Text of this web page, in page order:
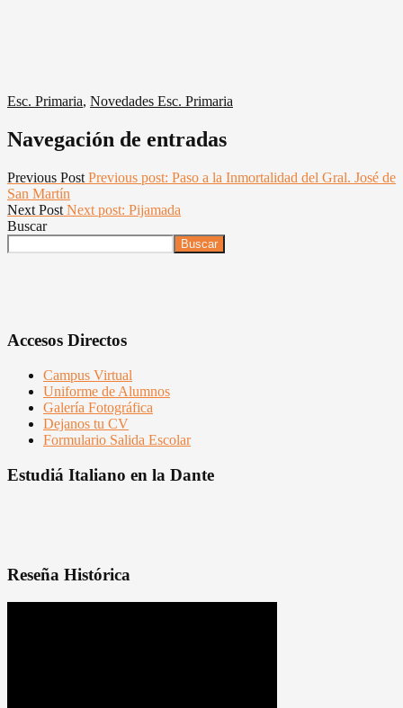
Esc. Primaria, Novedades Esc. Primaria
Navegación de entradas
Previous Post Previous post: Paso a la Inmortalidad del Gral. José de
San Martín
Next Post Next post: Pijamada
Buscar
Buscar
Accesos Directos
Campus Virtual
Uniforme de Alumnos
Galería Fotográfica
Dejanos tu CV
Formulario Salida Escolar
Estudiá Italiano en la Dante
Reseña Histórica